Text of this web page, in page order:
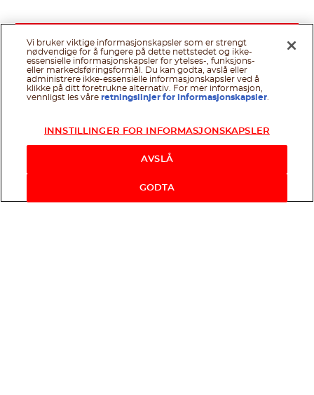
Vi bruker viktige informasjonskapsler som er strengt
nødvendige for å fungere på dette nettstedet og ikke-
essensielle informasjonskapsler for ytelses-, funksjons-
eller markedsføringsformål. Du kan godta, avslå eller
administrere ikke-essensielle informasjonskapsler ved å
klikke på ditt foretrukne alternativ. For mer informasjon,
vennligst les våreretningslinjer for informasjonskapsler
INNSTILLINGER FOR INFORMASJONSKAPSLER
AVSLÅ
GODTA